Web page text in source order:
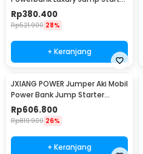
10000mAh - JX-008B
Rp380.400
Rp521.900 28%
+ Keranjang
JXIANG POWER Jumper Aki Mobil
Power Bank Jump Starter
20000mAh - JX-27Pro
Rp606.800
Rp819.900 26%
+ Keranjang